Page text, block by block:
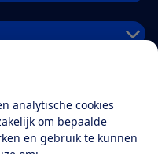
analytische cookies
om bepaalde
en gebruik te kunnen